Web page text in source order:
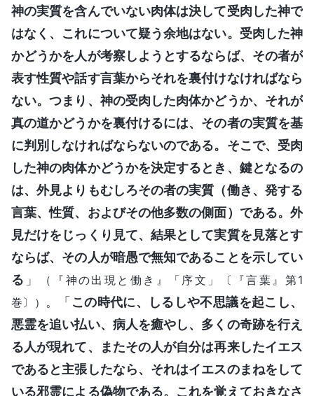
神の実質を含んでいない肉体は決して受肉した神で
はなく、これについて疑う余地はない。受肉した神
かどうかを人が考察しようとするならば、その者が
表す性質や話す言葉からそれを裏付けなければなら
ない。つまり、神の受肉した肉体かどうか、それが
真の道かどうかを裏付けるには、その者の実質を基
に判別しなければならないのである。そこで、受肉
した神の肉体かどうかを決定するとき、鍵となるの
は、外見よりもむしろその者の実質（働き、発する
言葉、性質、およびその他多数の側面）である。外
見だけをじっくり見て、結果として実質を見落とす
ならば、その人が暗愚で無知であることを示してい
る 」
（『神の出現と働き』「序文」〔『言葉』第1
巻〕） 。「この時代に、しるしや不思議を起こし、
悪霊を追い払い、病人を癒やし、多くの奇跡を行え
る人が現れて、またその人が自分は再来したイエス
であると主張したなら、それはイエスのまねをして
いる邪霊による偽物である。これを覚えておきなさ